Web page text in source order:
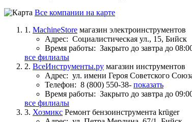
Все компании на карте
1. MachineStore магазин электроинструментов
Адрес: Социалистическая ул., 15, Бийск
Время работы: Закрыто до завтра до
все филиалы
2. ВсеИнструменты.ру магазин инструментов
Адрес: ул. имени Героя Советского
Телефон: 8 (800) 550-38- показать
Время работы: Закрыто до завтра до
все филиалы
3. Хозмикс Ремонт бензоинструмента krüger